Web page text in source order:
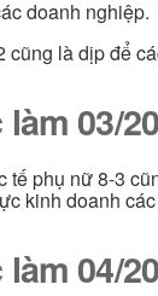
doanh nghiệp.
cũng là dịp để
03/
tế phụ nữ 8-3
kinh doanh
04/